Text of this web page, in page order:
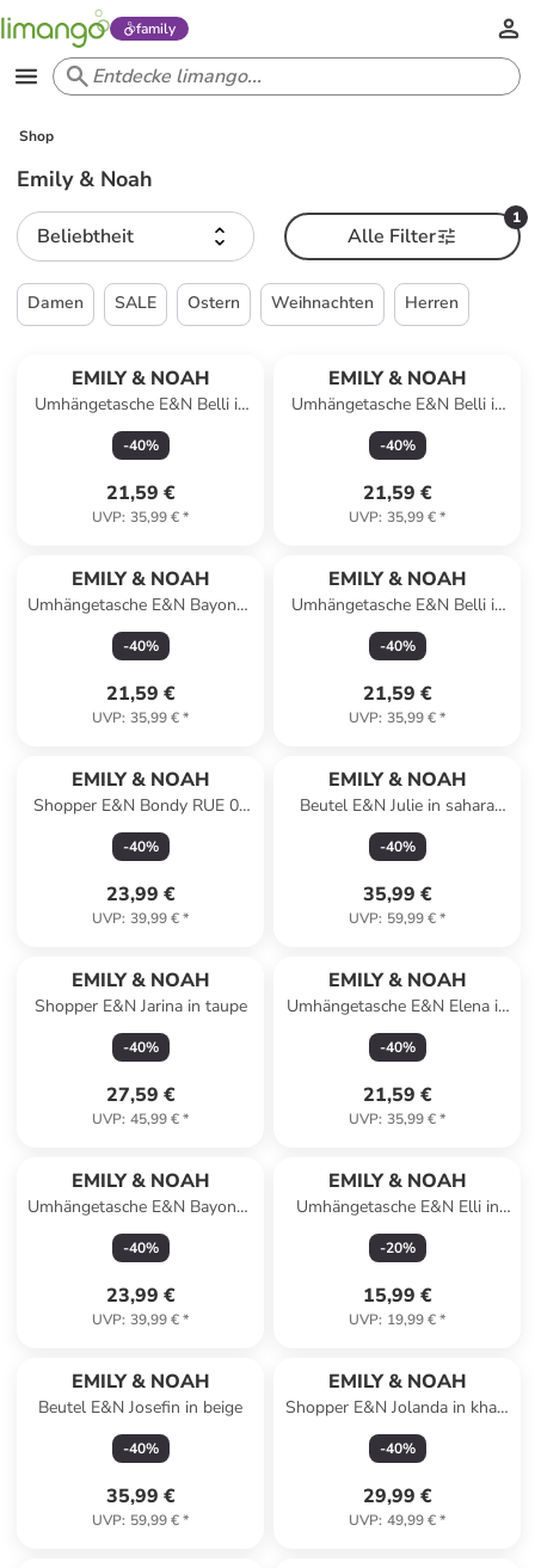
family
Shop
Emily & Noah
Beliebtheit
1
Alle Filter
Damen SALE Ostern Weihnachten Herren
EMILY & NOAH
Umhängetasche E&N Belli in
darkgold 231
-40%
21,59 €
UVP: 35,99 €*
EMILY & NOAH
Umhängetasche E&N Belli in
lighttaupe 911
-40%
21,59 €
UVP: 35,99 €*
EMILY & NOAH
Umhängetasche E&N Bayonne
RUE 09 in beige
-40%
21,59 €
UVP: 35,99 €*
EMILY & NOAH
Umhängetasche E&N Belli in
black-mat 101
-40%
21,59 €
UVP: 35,99 €*
EMILY & NOAH
Shopper E&N Bondy RUE 09
in sahara 920
-40%
23,99 €
UVP: 39,99 €*
EMILY & NOAH
Beutel E&N Julie in sahara
920
-40%
35,99 €
UVP: 59,99 €*
EMILY & NOAH
Shopper E&N Jarina in taupe
-40%
27,59 €
UVP: 45,99 €*
EMILY & NOAH
Umhängetasche E&N Elena in
white
-40%
21,59 €
UVP: 35,99 €*
EMILY & NOAH
Umhängetasche E&N Bayonne
RUE 09 in black
-40%
23,99 €
UVP: 39,99 €*
EMILY & NOAH
Umhängetasche E&N Elli in
ecru
-20%
15,99 €
UVP: 19,99 €*
EMILY & NOAH
Beutel E&N Josefin in beige
-40%
35,99 €
UVP: 59,99 €*
EMILY & NOAH
Shopper E&N Jolanda in khaki
910
-40%
29,99 €
UVP: 49,99 €*